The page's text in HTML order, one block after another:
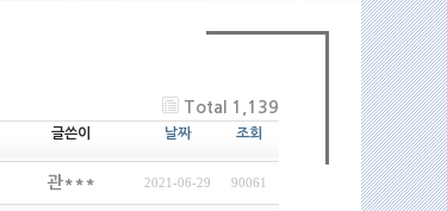
Total 1,139
글쓴이 날짜 조회
관*** 2021-06-29 90061